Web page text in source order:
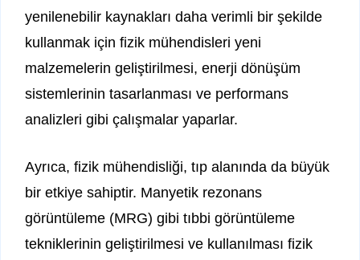
yenilenebilir kaynakları daha verimli bir şekilde
kullanmak için fizik mühendisleri yeni
malzemelerin geliştirilmesi, enerji dönüşüm
sistemlerinin tasarlanması ve performans
analizleri gibi çalışmalar yaparlar.
Ayrıca, fizik mühendisliği, tıp alanında da büyük
bir etkiye sahiptir. Manyetik rezonans
görüntüleme (MRG) gibi tıbbi görüntüleme
tekniklerinin geliştirilmesi ve kullanılması fizik